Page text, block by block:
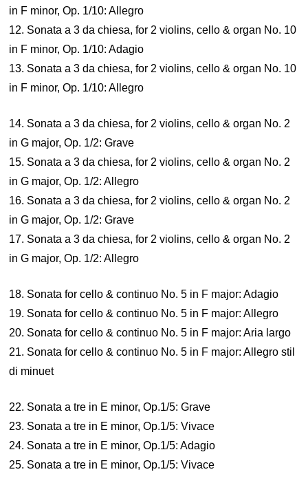
in F minor, Op. 1/10: Allegro
12. Sonata a 3 da chiesa, for 2 violins, cello & organ No. 10
in F minor, Op. 1/10: Adagio
13. Sonata a 3 da chiesa, for 2 violins, cello & organ No. 10
in F minor, Op. 1/10: Allegro
14. Sonata a 3 da chiesa, for 2 violins, cello & organ No. 2
in G major, Op. 1/2: Grave
15. Sonata a 3 da chiesa, for 2 violins, cello & organ No. 2
in G major, Op. 1/2: Allegro
16. Sonata a 3 da chiesa, for 2 violins, cello & organ No. 2
in G major, Op. 1/2: Grave
17. Sonata a 3 da chiesa, for 2 violins, cello & organ No. 2
in G major, Op. 1/2: Allegro
18. Sonata for cello & continuo No. 5 in F major: Adagio
19. Sonata for cello & continuo No. 5 in F major: Allegro
20. Sonata for cello & continuo No. 5 in F major: Aria largo
21. Sonata for cello & continuo No. 5 in F major: Allegro stil
di minuet
22. Sonata a tre in E minor, Op.1/5: Grave
23. Sonata a tre in E minor, Op.1/5: Vivace
24. Sonata a tre in E minor, Op.1/5: Adagio
25. Sonata a tre in E minor, Op.1/5: Vivace